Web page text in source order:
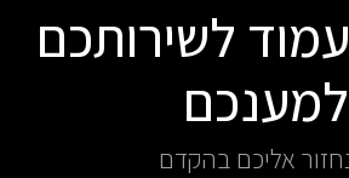
לשירותכם
אליכם בהקדם